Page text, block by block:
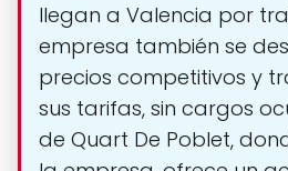
llegan a Valencia por
empresa también se
precios competitivos y
sus tarifas, sin cargos
de Quart De Poblet,